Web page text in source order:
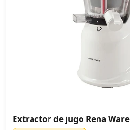
Extractor de jugo Rena Ware